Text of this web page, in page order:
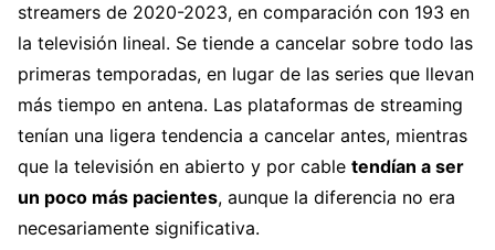
streamers de 2020-2023, en comparación con 193 en
la televisión lineal. Se tiende a cancelar sobre todo las
primeras temporadas, en lugar de las series que llevan
más tiempo en antena. Las plataformas de streaming
tenían una ligera tendencia a cancelar antes, mientras
que la televisión en abierto y por cable tendían a ser
un poco más pacientes, aunque la diferencia no era
necesariamente significativa.